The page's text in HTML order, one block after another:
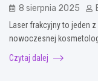
8 sierpnia 2025
Laser frakcyjny to jeden
nowoczesnej
Czytaj dalej